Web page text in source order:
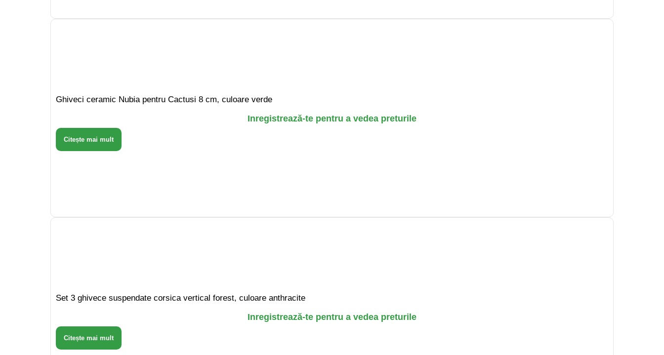
Ghiveci ceramic Nubia pentru Cactusi 8 cm, culoare verde
Inregistrează-te pentru a vedea preturile
Citește mai mult
Set 3 ghivece suspendate corsica vertical forest, culoare anthracite
Inregistrează-te pentru a vedea preturile
Citește mai mult